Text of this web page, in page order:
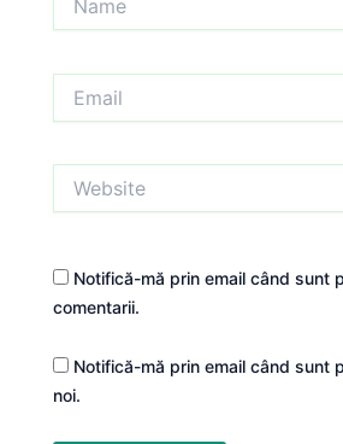
Notifică-mă prin email când sunt
comentarii.
Notifică-mă prin email când sunt
noi.